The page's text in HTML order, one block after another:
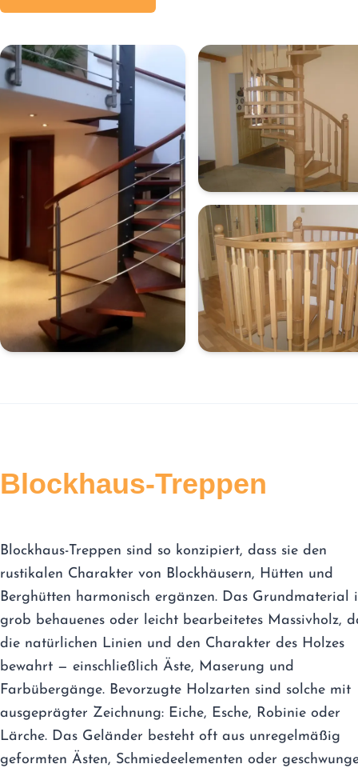
Blockhaus-Treppen
Blockhaus-Treppen sind so konzipiert, dass sie den
rustikalen Charakter von Blockhäusern, Hütten und
Berghütten harmonisch ergänzen. Das Grundmaterial
grob behauenes oder leicht bearbeitetes Massivholz,
die natürlichen Linien und den Charakter des Holzes
bewahrt — einschließlich Äste, Maserung und
Farbübergänge. Bevorzugte Holzarten sind solche mit
ausgeprägter Zeichnung: Eiche, Esche, Robinie oder
Lärche. Das Geländer besteht oft aus unregelmäßig
geformten Ästen, Schmiedeelementen oder